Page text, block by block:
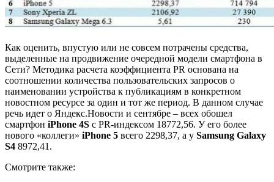
Как оценить, впустую или не совсем потрачены средства,
выделенные на продвижение очередной модели смартфона в
Сети? Методика расчета коэффициента PR основана на
соотношении количества пользовательских запросов о
наименовании устройства к публикациям в конкретном
новостном ресурсе за один и тот же период. В данном случае
речь идет о Яндекс.Новости и сентябре – всех обошел
смартфон iPhone 4S с PR-индексом 18772,56. У его более
нового «коллеги» iPhone 5 всего 2298,37, а у Samsung Galaxy
S4 8972,41.
Смотрите также: